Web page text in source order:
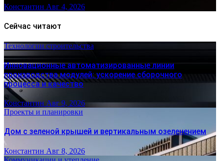
Константин Авг 4, 2026
Сейчас читают
Технологии строительства
Инновационные автоматизированные линии
производства модулей: ускорение сборочного
процесса и качество
Константин Авг 9, 2026
Проекты и планировки
Дом с зеленой крышей и вертикальным озеленением
Константин Авг 8, 2026